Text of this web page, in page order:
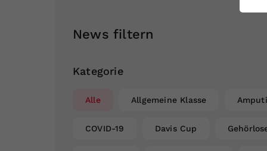
News filtern
Kategorie
Alle Allgemeine Klasse
COVID-19 Davis Cup